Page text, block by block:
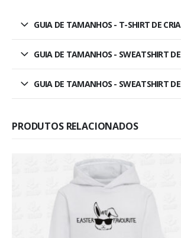
GUIA DE TAMANHOS - T-SHIRT DE
GUIA DE TAMANHOS - SWEATSHIRT
GUIA DE TAMANHOS - SWEATSHIRT
PRODUTOS RELACIONADOS